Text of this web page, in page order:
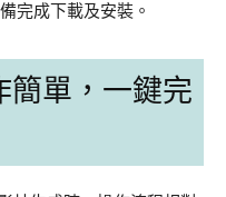
完成下載及安裝。
簡單，一鍵完